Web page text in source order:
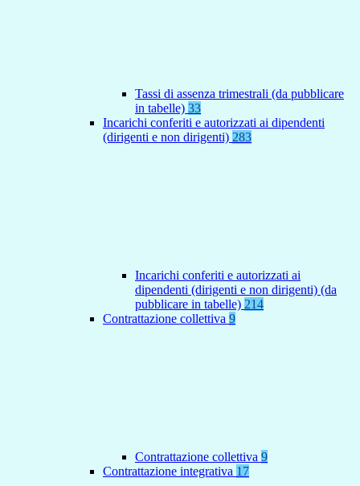
Tassi di assenza trimestrali (da pubblicare
in tabelle) 33
Incarichi conferiti e autorizzati ai dipendenti
(dirigenti e non dirigenti) 283
Incarichi conferiti e autorizzati ai
dipendenti (dirigenti e non dirigenti) (da
pubblicare in tabelle) 214
Contrattazione collettiva 9
Contrattazione collettiva 9
Contrattazione integrativa 17